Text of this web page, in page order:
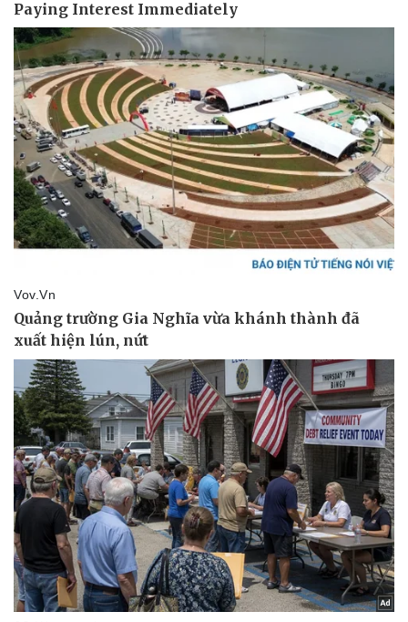
Pháp luật
Vụ án
Tin nóng
Tư vấn luật
Quân sự - Quốc phòng
Vũ khí
Việt Nam
Phân tích